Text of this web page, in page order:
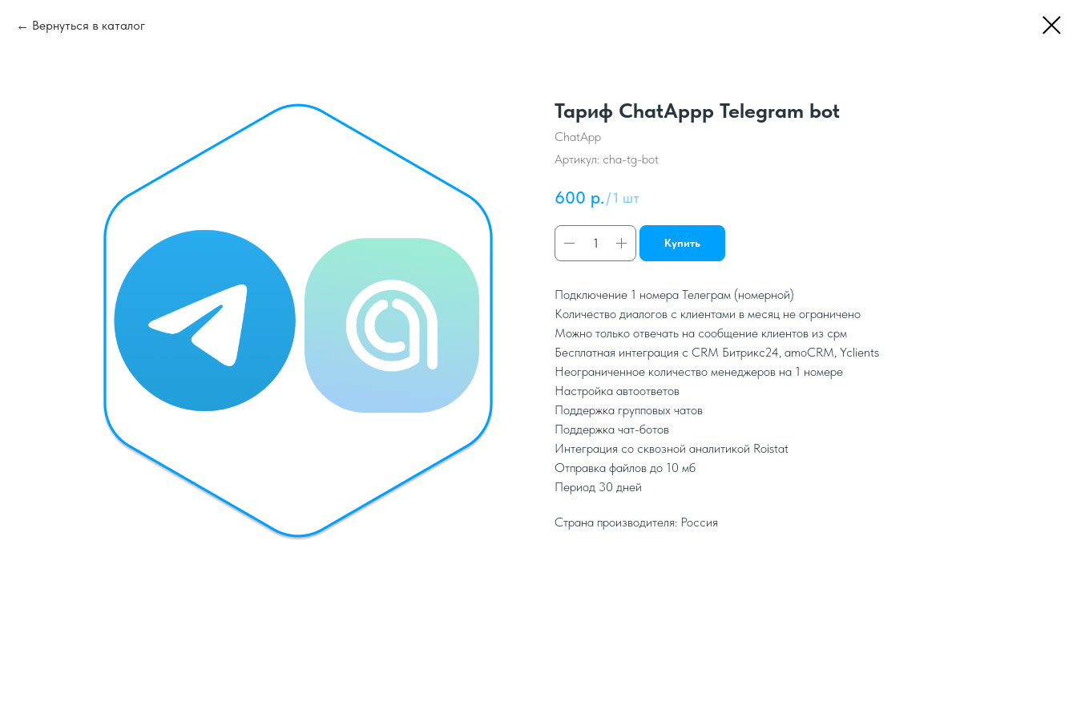
Вернуться в каталог
Тариф ChatAppp Telegram bot
ChatApp
Артикул: cha-tg-bot
600 р./1 шт
Купить
Подключение 1 номера Телеграм (номерной)
Количество диалогов с клиентами в месяц не ограничено
Можно только отвечать на сообщение клиентов из срм
Бесплатная интеграция с CRM Битрикс24, amoCRM, Yclients
Неограниченное количество менеджеров на 1 номере
Настройка автоответов
Поддержка групповых чатов
Поддержка чат-ботов
Интеграция со сквозной аналитикой Roistat
Отправка файлов до 10 мб
Период 30 дней
Страна производителя: Россия